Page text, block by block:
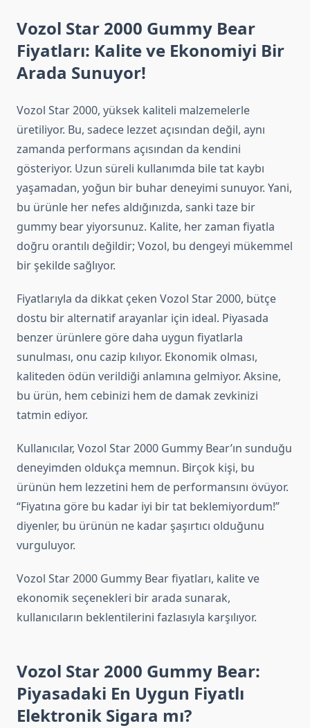
Vozol Star 2000 Gummy Bear
Fiyatları: Kalite ve Ekonomiyi Bir
Arada Sunuyor!
Vozol Star 2000, yüksek kaliteli malzemelerle
üretiliyor. Bu, sadece lezzet açısından değil, aynı
zamanda performans açısından da kendini
gösteriyor. Uzun süreli kullanımda bile tat kaybı
yaşamadan, yoğun bir buhar deneyimi sunuyor. Yani,
bu ürünle her nefes aldığınızda, sanki taze bir
gummy bear yiyorsunuz. Kalite, her zaman fiyatla
doğru orantılı değildir; Vozol, bu dengeyi mükemmel
bir şekilde sağlıyor.
Fiyatlarıyla da dikkat çeken Vozol Star 2000, bütçe
dostu bir alternatif arayanlar için ideal. Piyasada
benzer ürünlere göre daha uygun fiyatlarla
sunulması, onu cazip kılıyor. Ekonomik olması,
kaliteden ödün verildiği anlamına gelmiyor. Aksine,
bu ürün, hem cebinizi hem de damak zevkinizi
tatmin ediyor.
Kullanıcılar, Vozol Star 2000 Gummy Bear’ın sunduğu
deneyimden oldukça memnun. Birçok kişi, bu
ürünün hem lezzetini hem de performansını övüyor.
“Fiyatına göre bu kadar iyi bir tat beklemiyordum!”
diyenler, bu ürünün ne kadar şaşırtıcı olduğunu
vurguluyor.
Vozol Star 2000 Gummy Bear fiyatları, kalite ve
ekonomik seçenekleri bir arada sunarak,
kullanıcıların beklentilerini fazlasıyla karşılıyor.
Vozol Star 2000 Gummy Bear:
Piyasadaki En Uygun Fiyatlı
Elektronik Sigara mı?